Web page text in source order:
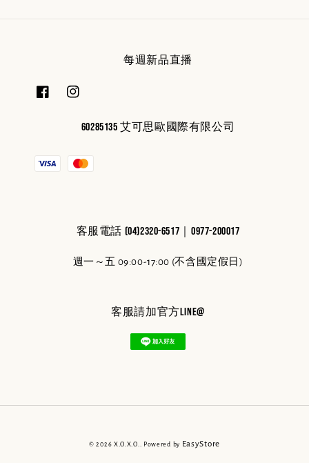
每週新品直播
60285135 艾可思歐國際有限公司
客服電話 (04)2320-6517｜0977-200017
週一～五 09:00-17:00 (不含國定假日)
客服請加官方line@
© 2026 X.O.X.O.. Powered by EasyStore